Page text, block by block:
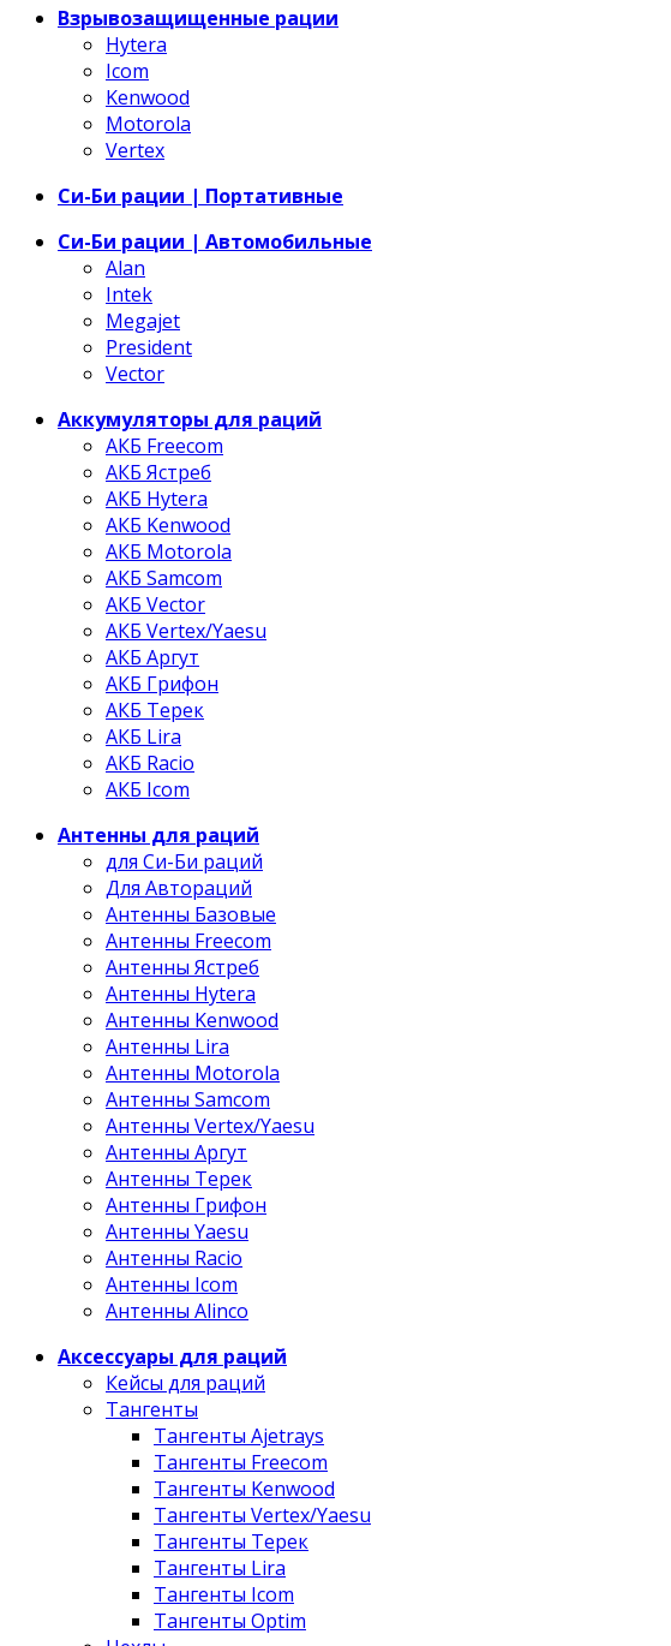
Взрывозащищенные рации
Hytera
Icom
Kenwood
Motorola
Vertex
Си-Би рации | Портативные
Си-Би рации | Автомобильные
Alan
Intek
Megajet
President
Vector
Аккумуляторы для раций
АКБ Freecom
АКБ Ястреб
АКБ Hytera
АКБ Kenwood
АКБ Motorola
АКБ Samcom
АКБ Vector
АКБ Vertex/Yaesu
АКБ Аргут
АКБ Грифон
АКБ Терек
АКБ Lira
АКБ Racio
АКБ Icom
Антенны для раций
для Си-Би раций
Для Автораций
Антенны Базовые
Антенны Freecom
Антенны Ястреб
Антенны Hytera
Антенны Kenwood
Антенны Lira
Антенны Motorola
Антенны Samcom
Антенны Vertex/Yaesu
Антенны Аргут
Антенны Терек
Антенны Грифон
Антенны Yaesu
Антенны Racio
Антенны Icom
Антенны Alinco
Аксессуары для раций
Кейсы для раций
Тангенты
Тангенты Ajetrays
Тангенты Freecom
Тангенты Kenwood
Тангенты Vertex/Yaesu
Тангенты Терек
Тангенты Lira
Тангенты Icom
Тангенты Optim